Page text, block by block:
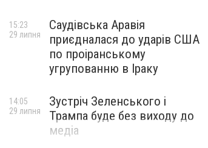
Саудівська Аравія
приєдналася до ударів США
по проіранському
угрупованню в Іраку
15:23
29 липня
Зустріч Зеленського і
Трампа буде без виходу до
медіа
14:05
29 липня